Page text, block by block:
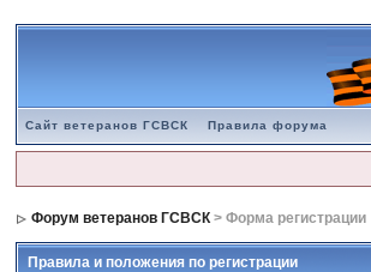
Сайт ветеранов ГСВСК Правила форума
Форум ветеранов ГСВСК > Форма регистрации
Правила и положения по регистрации